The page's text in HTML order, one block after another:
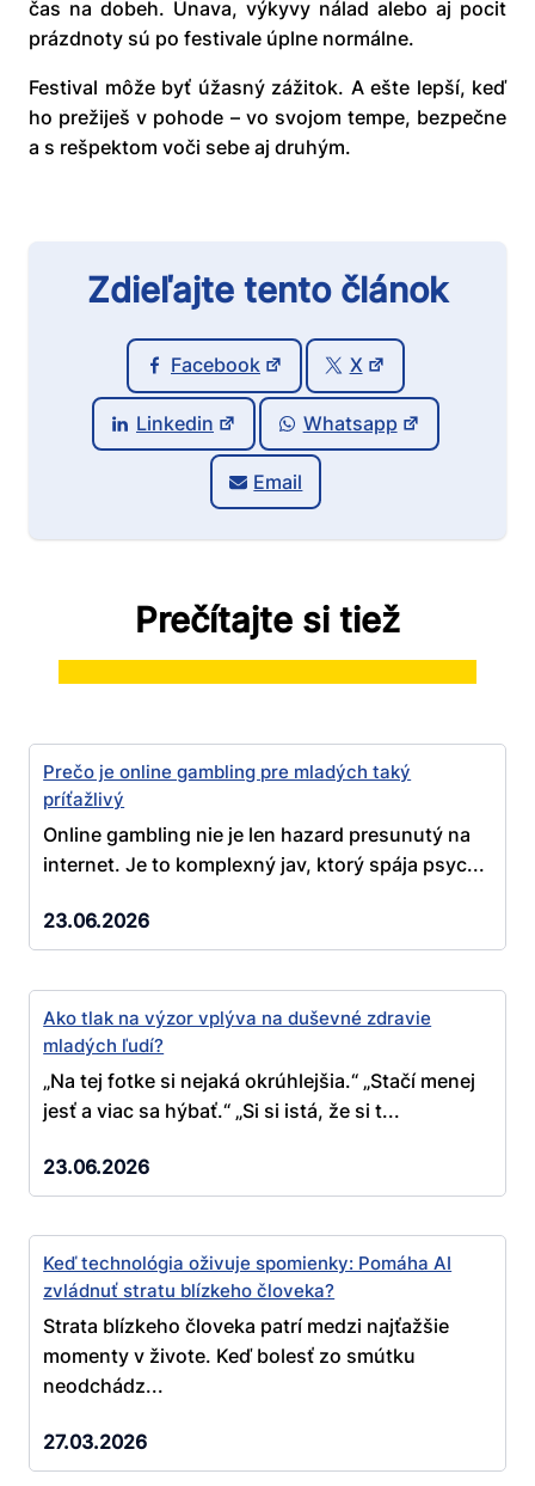
čas na dobeh. Únava, výkyvy nálad alebo aj pocit
prázdnoty sú po festivale úplne normálne.
Festival môže byť úžasný zážitok. A ešte lepší, keď
ho prežiješ v pohode – vo svojom tempe, bezpečne
a s rešpektom voči sebe aj druhým.
Zdieľajte tento článok
Facebook X
Linkedin Whatsapp
Email
Prečítajte si tiež
Prečo je online gambling pre mladých taký
príťažlivý
Online gambling nie je len hazard presunutý na
internet. Je to komplexný jav, ktorý spája psyc...
23.06.2026
Ako tlak na výzor vplýva na duševné zdravie
mladých ľudí?
„Na tej fotke si nejaká okrúhlejšia.“ „Stačí menej
jesť a viac sa hýbať.“ „Si si istá, že si t...
23.06.2026
Keď technológia oživuje spomienky: Pomáha AI
zvládnuť stratu blízkeho človeka?
Strata blízkeho človeka patrí medzi najťažšie
momenty v živote. Keď bolesť zo smútku
neodchádz...
27.03.2026